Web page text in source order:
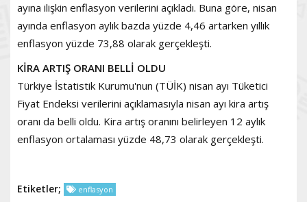
ayına ilişkin enflasyon verilerini açıkladı. Buna göre, nisan
ayında enflasyon aylık bazda yüzde 4,46 artarken yıllık
enflasyon yüzde 73,88 olarak gerçekleşti.
KİRA ARTIŞ ORANI BELLİ OLDU
Türkiye İstatistik Kurumu'nun (TÜİK) nisan ayı Tüketici
Fiyat Endeksi verilerini açıklamasıyla nisan ayı kira artış
oranı da belli oldu. Kira artış oranını belirleyen 12 aylık
enflasyon ortalaması yüzde 48,73 olarak gerçekleşti.
Etiketler; enflasyon